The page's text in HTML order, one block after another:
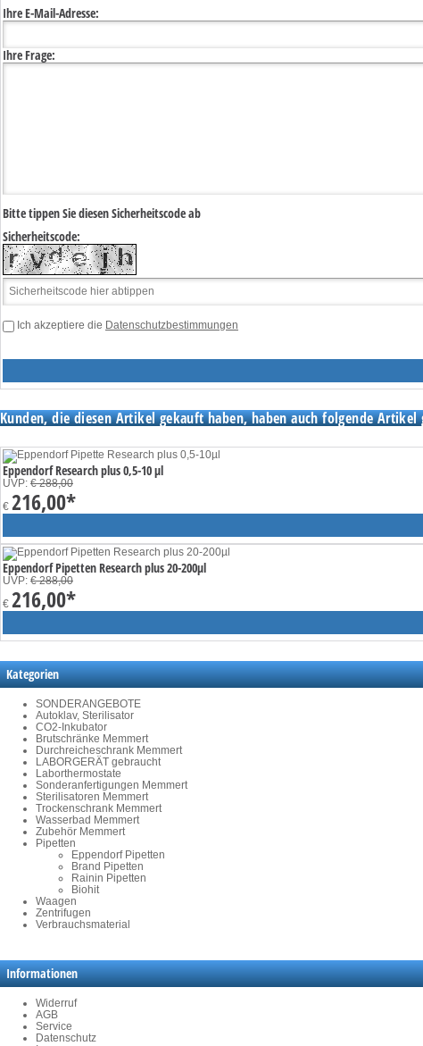
Ihre E-Mail-Adresse:
Ihre Frage:
Bitte tippen Sie diesen Sicherheitscode ab
Sicherheitscode:
Ich akzeptiere die Datenschutzbestimmungen
Kunden, die diesen Artikel gekauft haben, haben auch folgende Artikel
Eppendorf Research plus 0,5-10 µl
UVP: € 288,00
€ 216,00*
Eppendorf Pipetten Research plus 20-200µl
UVP: € 288,00
€ 216,00*
Kategorien
SONDERANGEBOTE
Autoklav, Sterilisator
CO2-Inkubator
Brutschränke Memmert
Durchreicheschrank Memmert
LABORGERÄT gebraucht
Laborthermostate
Sonderanfertigungen Memmert
Sterilisatoren Memmert
Trockenschrank Memmert
Wasserbad Memmert
Zubehör Memmert
Pipetten
Eppendorf Pipetten
Brand Pipetten
Rainin Pipetten
Biohit
Waagen
Zentrifugen
Verbrauchsmaterial
Informationen
Widerruf
AGB
Service
Datenschutz